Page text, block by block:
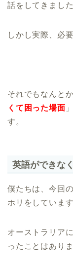
話をしてきました
しかし実際、必
それでもなんと
くて困った場面
す。
英語ができな
僕たちは、今回
ホリをしています
オーストラリア
ったことはあり